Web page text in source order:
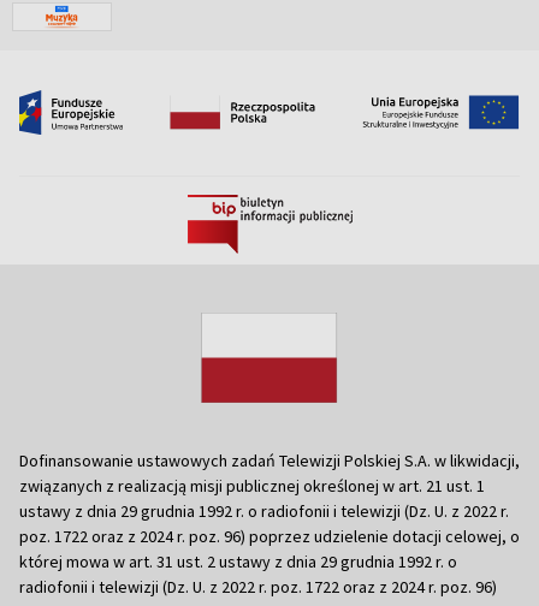
Dofinansowanie ustawowych zadań Telewizji Polskiej S.A. w likwidacji,
związanych z realizacją misji publicznej określonej w art. 21 ust. 1
ustawy z dnia 29 grudnia 1992 r. o radiofonii i telewizji (Dz. U. z 2022 r.
poz. 1722 oraz z 2024 r. poz. 96) poprzez udzielenie dotacji celowej, o
której mowa w art. 31 ust. 2 ustawy z dnia 29 grudnia 1992 r. o
radiofonii i telewizji (Dz. U. z 2022 r. poz. 1722 oraz z 2024 r. poz. 96)